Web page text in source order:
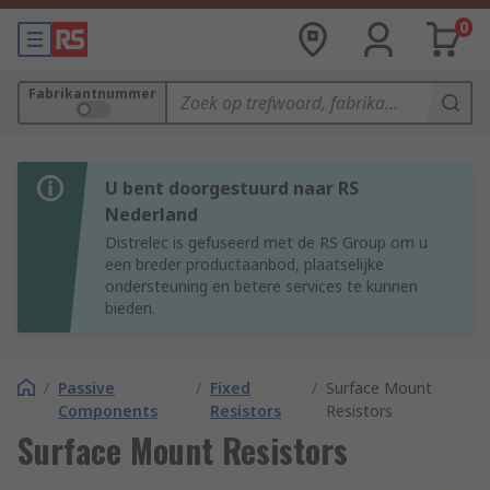
0
Fabrikantnummer
U bent doorgestuurd naar RS
Nederland
Distrelec is gefuseerd met de RS Group om u
een breder productaanbod, plaatselijke
ondersteuning en betere services te kunnen
bieden.
/ Passive
Components
/ Fixed
Resistors
/ Surface Mount
Resistors
Surface Mount Resistors